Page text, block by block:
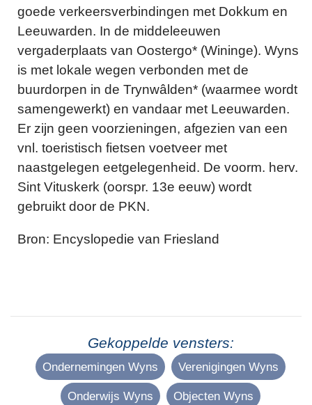
goede verkeersverbindingen met Dokkum en
Leeuwarden. In de middeleeuwen
vergaderplaats van Oostergo* (Wininge). Wyns
is met lokale wegen verbonden met de
buurdorpen in de Trynwâlden* (waarmee wordt
samengewerkt) en vandaar met Leeuwarden.
Er zijn geen voorzieningen, afgezien van een
vnl. toeristisch fietsen voetveer met
naastgelegen eetgelegenheid. De voorm. herv.
Sint Vituskerk (oorspr. 13e eeuw) wordt
gebruikt door de PKN.
Bron: Encyslopedie van Friesland
Gekoppelde vensters:
Ondernemingen Wyns Verenigingen Wyns
Onderwijs Wyns Objecten Wyns